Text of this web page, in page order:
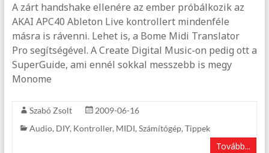
A zárt handshake ellenére az ember próbálkozik az
AKAI APC40 Ableton Live kontrollert mindenféle
másra is rávenni. Lehet is, a Bome Midi Translator
Pro segítségével. A Create Digital Music-on pedig ott a
SuperGuide, ami ennél sokkal messzebb is megy
Monome
Szabó Zsolt
2009-06-16
Audio, DIY, Kontroller, MIDI,Számítógép,Tippek
Tovább...